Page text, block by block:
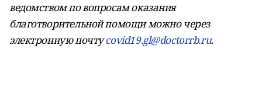
ведомством по вопросам оказания
благотворительной помощи можно через
электронную почтуcovid19.gl@doctorrb.ru.